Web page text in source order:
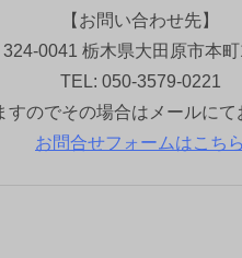
【お問い合わせ先】
324-0041 栃木県大田原市本
TEL: 050-3579-0221
すのでその場合はメールに
お問合せフォームはこち